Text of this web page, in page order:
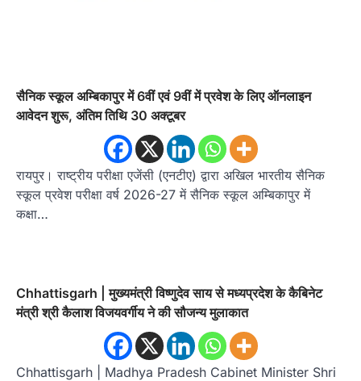
सैनिक स्कूल अम्बिकापुर में 6वीं एवं 9वीं में प्रवेश के लिए ऑनलाइन
आवेदन शुरू, अंतिम तिथि 30 अक्टूबर
रायपुर। राष्ट्रीय परीक्षा एजेंसी (एनटीए) द्वारा अखिल भारतीय सैनिक
स्कूल प्रवेश परीक्षा वर्ष 2026-27 में सैनिक स्कूल अम्बिकापुर में
कक्षा…
Chhattisgarh | मुख्यमंत्री विष्णुदेव साय से मध्यप्रदेश के कैबिनेट
मंत्री श्री कैलाश विजयवर्गीय ने की सौजन्य मुलाकात
Chhattisgarh | Madhya Pradesh Cabinet Minister Shri